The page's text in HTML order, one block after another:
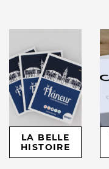
LA BELLE
HISTOIRE